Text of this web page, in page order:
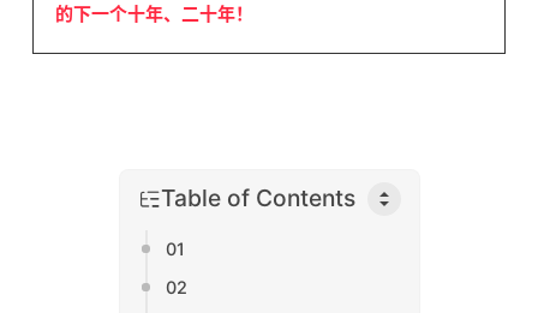
的下一个十年、二十年！
Table of Contents
01
02